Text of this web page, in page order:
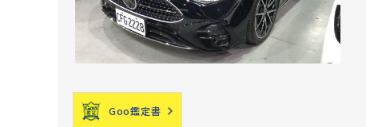
Goo鑑定書